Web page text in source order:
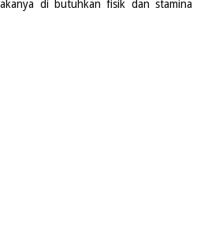
di butuhkan fisik dan stamina